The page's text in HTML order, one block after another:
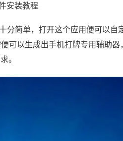
安装教程
分简单，打开这个应用便可以自
可以生成出手机打牌专用辅助器
。